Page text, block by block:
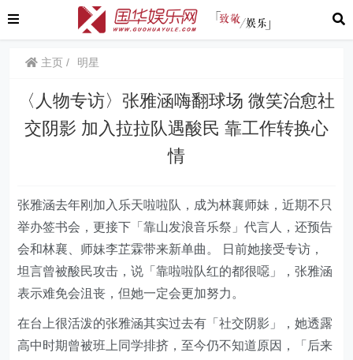
主页 明星
〈人物专访〉张雅涵嗨翻球场 微笑治愈社
交阴影 加入拉拉队遇酸民 靠工作转换心
情
张雅涵去年刚加入乐天啦啦队，成为林襄师妹，近期不只
举办签书会，更接下「靠山发浪音乐祭」代言人，还预告
会和林襄、师妹李芷霖带来新单曲。 日前她接受专访，
坦言曾被酸民攻击，说「靠啦啦队红的都很噁」，张雅涵
表示难免会沮丧，但她一定会更加努力。
在台上很活泼的张雅涵其实过去有「社交阴影」，她透露
高中时期曾被班上同学排挤，至今仍不知道原因，「后来